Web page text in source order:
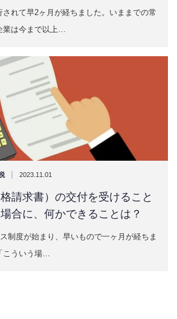
されて早2ヶ月が経ちました。いままでの常
業は今まで以上…
| 2023.11.01
請求書）の交付を受けること
合に、何かできることは？
制度が始まり、早いもので一ヶ月が経ちま
こういう場…